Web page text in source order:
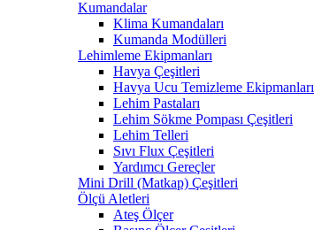
Kumandalar
Klima Kumandaları
Kumanda Modülleri
Lehimleme Ekipmanları
Havya Çeşitleri
Havya Ucu Temizleme Ekipmanları
Lehim Pastaları
Lehim Sökme Pompası Çeşitleri
Lehim Telleri
Sıvı Flux Çeşitleri
Yardımcı Gereçler
Mini Drill (Matkap) Çeşitleri
Ölçü Aletleri
Ateş Ölçer